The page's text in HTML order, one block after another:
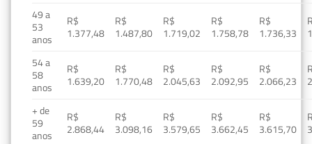
49 a
53
anos
R$
1.377,48
R$
1.487,80
R$
1.719,02
R$
1.758,78
R$
1.736,33
54 a
58
anos
R$
1.639,20
R$
1.770,48
R$
2.045,63
R$
2.092,95
R$
2.066,23
+ de
59
anos
R$
2.868,44
R$
3.098,16
R$
3.579,65
R$
3.662,45
R$
3.615,70